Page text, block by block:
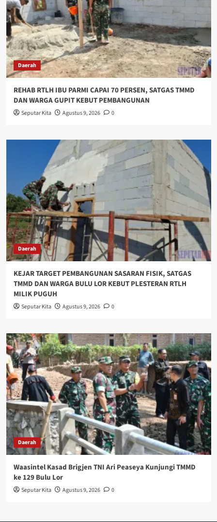
Daerah
REHAB RTLH IBU PARMI CAPAI 70 PERSEN, SATGAS TMMD
DAN WARGA GUPIT KEBUT PEMBANGUNAN
Seputar Kita Agustus 9, 2026 0
Daerah
KEJAR TARGET PEMBANGUNAN SASARAN FISIK, SATGAS
TMMD DAN WARGA BULU LOR KEBUT PLESTERAN RTLH
MILIK PUGUH
Seputar Kita Agustus 9, 2026 0
Daerah
Waasintel Kasad Brigjen TNI Ari Peaseya Kunjungi TMMD
ke 129 Bulu Lor
Seputar Kita Agustus 9, 2026 0